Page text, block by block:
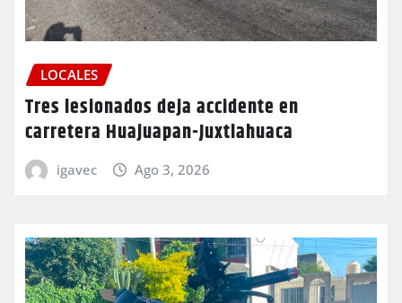
LOCALES
Tres lesionados deja accidente en
carretera Huajuapan-Juxtlahuaca
igavec Ago 3, 2026